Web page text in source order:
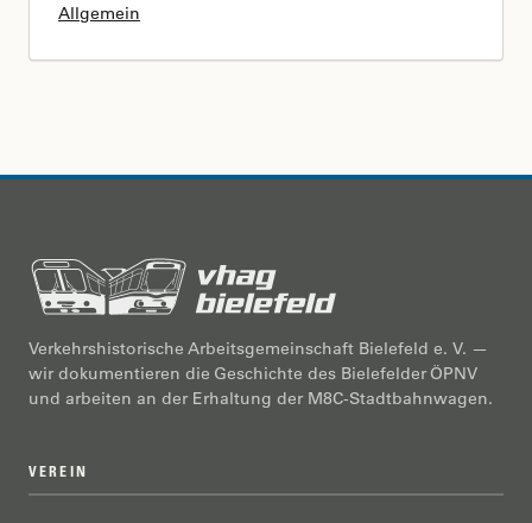
Allgemein
Verkehrshistorische Arbeitsgemeinschaft Bielefeld e. V. —
wir dokumentieren die Geschichte des Bielefelder ÖPNV
und arbeiten an der Erhaltung der M8C-Stadtbahnwagen.
VEREIN